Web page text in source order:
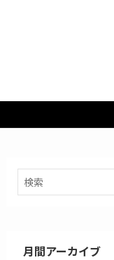
月間アーカイブ